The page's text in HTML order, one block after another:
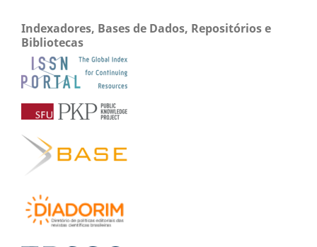
Indexadores, Bases de Dados, Repositórios e
Bibliotecas